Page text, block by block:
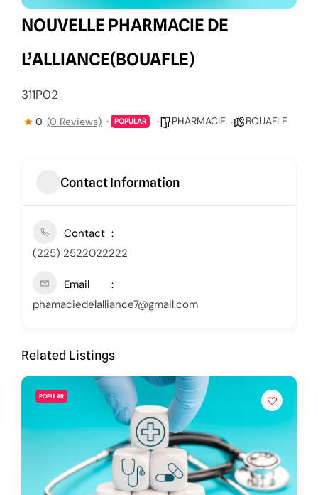
NOUVELLE PHARMACIE DE
L’ALLIANCE(BOUAFLE)
311P02
0 (0 Reviews) POPULAR PHARMACIE BOUAFLE
Contact Information
Contact
(225) 2522022222
Email
phamaciedelalliance7@gmail.com
Related Listings
POPULAR